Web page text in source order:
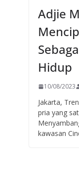
Adjie
Hidup
10/08/2023
Jakarta,
pria yang
kawasan